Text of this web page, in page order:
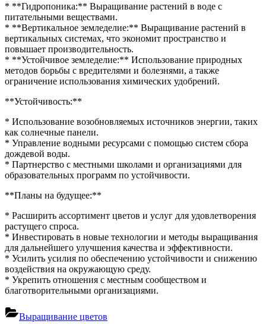
* **Гидропоника:** Выращивание растений в воде с
питательными веществами.
* **Вертикальное земледелие:** Выращивание растений в
вертикальных системах, что экономит пространство и
повышает производительность.
* **Устойчивое земледелие:** Использование природных
методов борьбы с вредителями и болезнями, а также
ограничение использования химических удобрений.
**Устойчивость:**
* Использование возобновляемых источников энергии, таких
как солнечные панели.
* Управление водными ресурсами с помощью систем сбора
дождевой воды.
* Партнерство с местными школами и организациями для
образовательных программ по устойчивости.
**Планы на будущее:**
* Расширить ассортимент цветов и услуг для удовлетворения
растущего спроса.
* Инвестировать в новые технологии и методы выращивания
для дальнейшего улучшения качества и эффективности.
* Усилить усилия по обеспечению устойчивости и снижению
воздействия на окружающую среду.
* Укрепить отношения с местным сообществом и
благотворительными организациями.
Выращивание цветов